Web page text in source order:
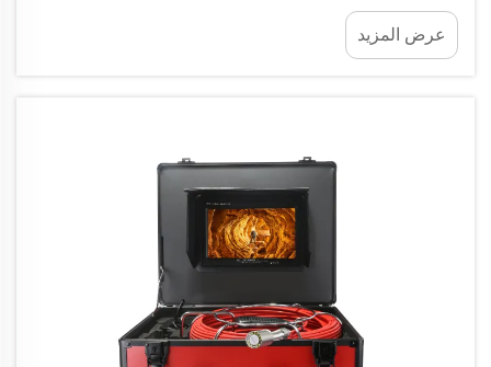
أجهزة رخيصة صغيرة، وبعضها الآخر أدوات احترافية جادة.
ولكن إذا كنت ترغب فقط في فحص مواسير الصرف
المحيطة بمنزلك، فلن تحتاج إلى...
عرض المزيد